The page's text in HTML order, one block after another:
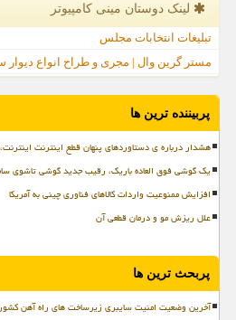
لینک دوستان مینی كامپیوتر
تبلیغات انتخابات مجلس
مستر گرین وال | مجری و طراح انواع دیوار
پربیننده ترین ها
هشدار درباره ی دستاوردهای پنهان قطع اینترنت
یک گوشی فوق العاده باریک، رقیب جدید گوشی تاشوی
افزایش ممنوعیت واردات کالاهای فناوری چینی به آمریکا
علل ریزش مو و درمان قطعی آن
پربحث ترین ها
آخرین وضعیت امنیت سایبری زیرساخت های راه آهن